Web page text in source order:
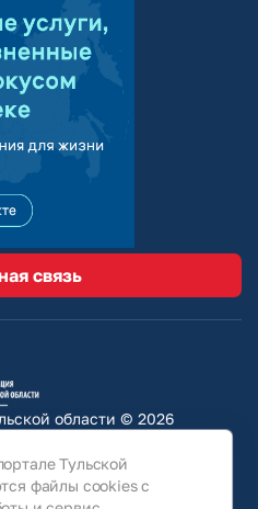
связь
области © 2026
характер и ни при
офертой, определяемой
кодекса РФ. Для получения
условий следует
Тульской
файлы cookies с